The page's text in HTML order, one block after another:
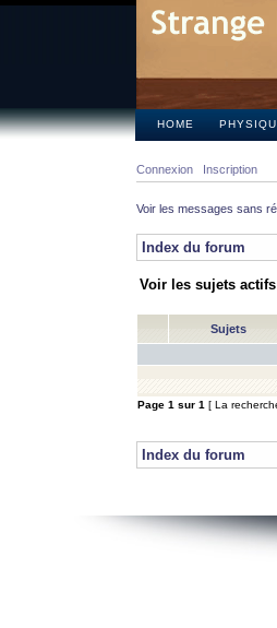
HOME
Connexion Inscription
Voir les messages sans
Index du forum
Voir les sujets actifs
Sujets
Page 1 sur 1 [ La
Index du forum